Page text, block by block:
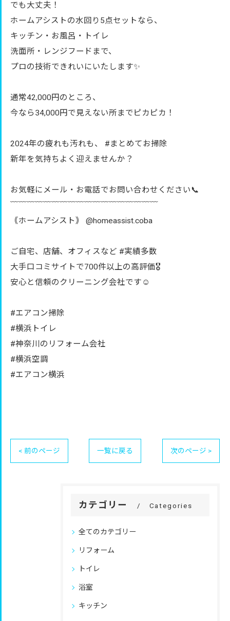
でも大丈夫！
ホームアシストの水回り5点セットなら、
キッチン・お風呂・トイレ
洗面所・レンジフードまで、
プロの技術できれいにいたします✨
通常42,000円のところ、
今なら34,000円で見えない所までピカピカ！
2024年の疲れも汚れも、 #まとめてお掃除
新年を気持ちよく迎えませんか？
お気軽にメール・お電話でお問い合わせください📞
﹋﹋﹋﹋﹋﹋﹋﹋﹋﹋﹋﹋﹋﹋﹋﹋﹋﹋
｟ホームアシスト｠ @homeassist.coba
ご自宅、店舗、オフィスなど #実績多数
大手口コミサイトで700件以上の高評価🎖️
安心と信頼のクリーニング会社です☺️
#エアコン掃除
#横浜トイレ
#神奈川のリフォーム会社
#横浜空調
#エアコン横浜
< 前のページ 一覧に戻る 次のページ >
カテゴリー Categories
全てのカテゴリー
リフォーム
トイレ
浴室
キッチン